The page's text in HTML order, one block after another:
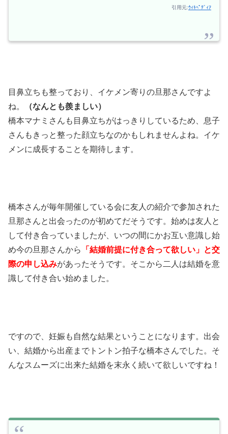
引用元:ｳｨｷﾍﾟﾃﾞｨｱ
目鼻立ちも整っており、イケメン寄りの旦那さんですよ
ね。
（なんとも羨ましい）
橋本マナミさんも目鼻立ちがはっきりしているため、息子
さんもきっと整った顔立ちなのかもしれませんよね。イケ
メンに成長することを期待します。
橋本さんが毎年開催している会に友人の紹介で参加された
旦那さんと出会ったのが初めてだそうです。始めは友人と
して付き合っていましたが、いつの間にかお互い意識し始
め今の旦那さんから
「結婚前提に付き合って欲しい」と交
際の申し込みがあったそうです。そこから二人は結婚を意
識して付き合い始めました。
ですので、妊娠も自然な結果ということになります。出会
い、結婚から出産までトントン拍子な橋本さんでした。そ
んなスムーズに出来た結婚を末永く続いて欲しいですね！